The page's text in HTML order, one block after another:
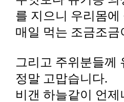
를 지으니 우리몸
매일 먹는 조금조
정말 고맙습니다.
비갠 하늘같이 언